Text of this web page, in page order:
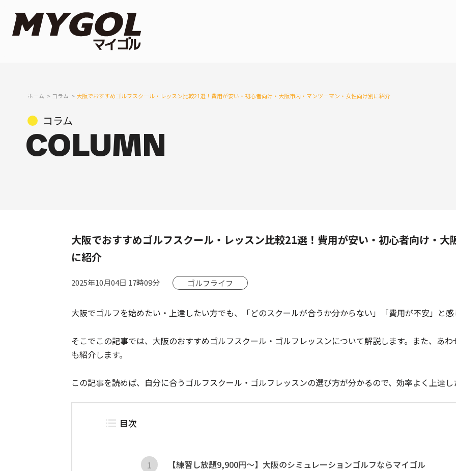
ホーム コラム 大阪でおすすめゴルフスクール・レッスン比較21選！費用が安い・初心者向け・大阪市内・マンツーマン・女性向け別に紹介
コラム
大阪でおすすめゴルフスクール・レッスン比較21選！費用が安い・初心者向け・
に紹介
2025年10月04日 17時09分 ゴルフライフ
大阪でゴルフを始めたい・上達したい方でも、「どのスクールが合うか分からない」「費用が不安」と
そこでこの記事では、大阪のおすすめゴルフスクール・ゴルフレッスンについて解説します。また、あ
も紹介します。
この記事を読めば、自分に合うゴルフスクール・ゴルフレッスンの選び方が分かるので、効率よく上達
目次
【練習し放題9,900円〜】大阪のシミュレーションゴルフならマイゴル